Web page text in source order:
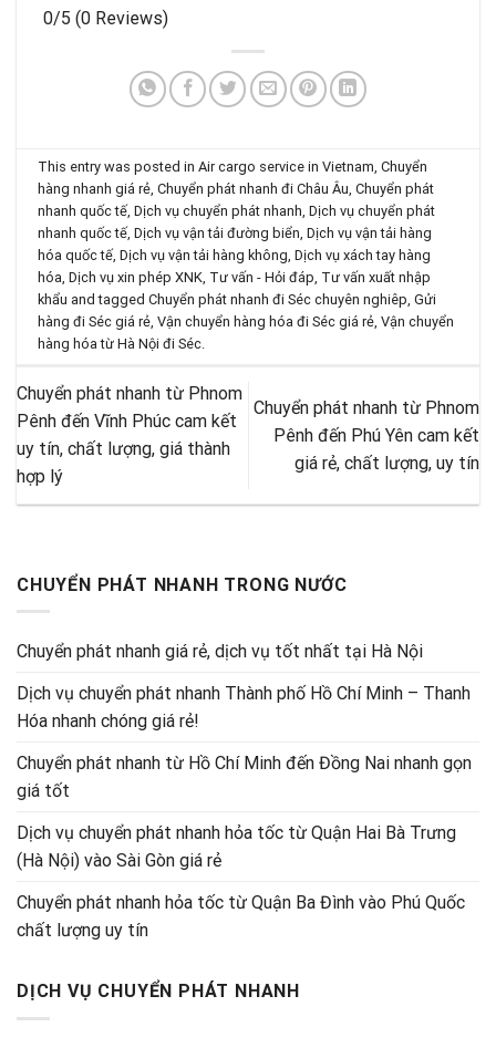
0/5 (0 Reviews)
This entry was posted inAir cargo service in Vietnam,Chuyển
hàng nhanh giá rẻ,Chuyển phát nhanh đi Châu Âu,Chuyển phát
nhanh quốc tế,Dịch vụ chuyển phát nhanh,Dịch vụ chuyển phát
nhanh quốc tế,Dịch vụ vận tải đường biển,Dịch vụ vận tải hàng
hóa quốc tế,Dịch vụ vận tải hàng không,Dịch vụ xách tay hàng
hóa,Dịch vụ xin phép XNK, Tư vấn - Hỏi đáp, Tư vấn xuất nhập
khẩu and taggedChuyển phát nhanh đi Séc chuyên nghiêp,Gửi
hàng đi Séc giá rẻ,Vận chuyển hàng hóa đi Séc giá rẻ,Vận chuyển
hàng hóa từ Hà Nội đi Séc.
Chuyển phát nhanh từ Phnom
Pênh đến Vĩnh Phúc cam kết
uy tín, chất lượng, giá thành
hợp lý
Chuyển phát nhanh từ Phnom
Pênh đến Phú Yên cam kết
giá rẻ, chất lượng, uy tín
CHUYỂN PHÁT NHANH TRONG NƯỚC
Chuyển phát nhanh giá rẻ, dịch vụ tốt nhất tại Hà Nội
Dịch vụ chuyển phát nhanh Thành phố Hồ Chí Minh – Thanh
Hóa nhanh chóng giá rẻ!
Chuyển phát nhanh từ Hồ Chí Minh đến Đồng Nai nhanh gọn
giá tốt
Dịch vụ chuyển phát nhanh hỏa tốc từ Quận Hai Bà Trưng
(Hà Nội) vào Sài Gòn giá rẻ
Chuyển phát nhanh hỏa tốc từ Quận Ba Đình vào Phú Quốc
chất lượng uy tín
DỊCH VỤ CHUYỂN PHÁT NHANH